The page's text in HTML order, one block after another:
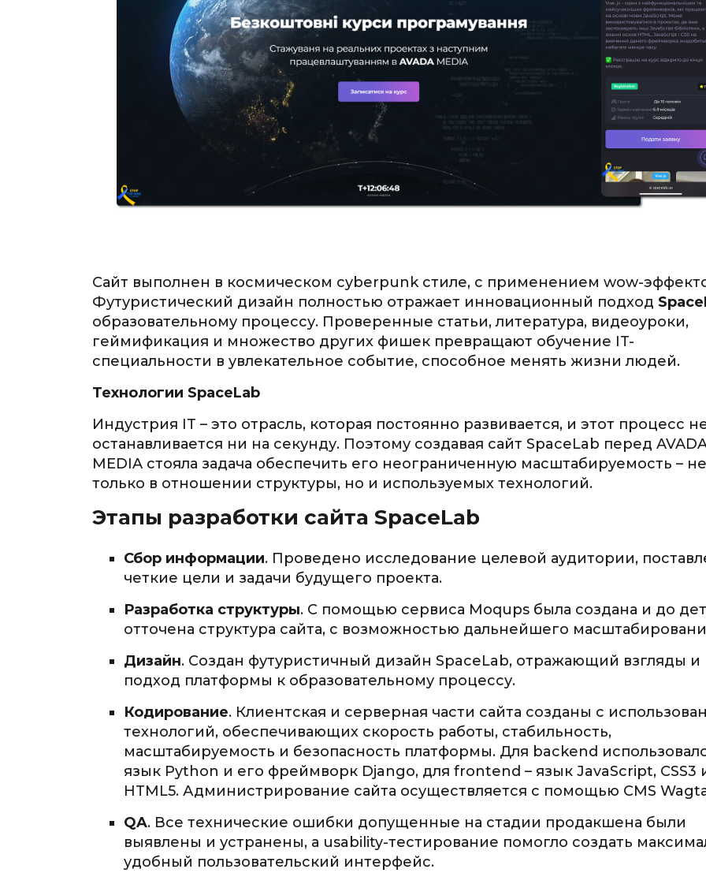
Сайт выполнен в космическом cyberpunk стиле, с применением wow-
Футуристический дизайн полностью отражает инновационный подход
образовательному процессу. Проверенные статьи, литература, видеоуроки,
геймификация и множество других фишек превращают обучение IT-
специальности в увлекательное событие, способное менять жизни людей.
Технологии SpaceLab
Индустрия IT – это отрасль, которая постоянно развивается, и этот процесс
останавливается ни на секунду. Поэтому создавая сайт SpaceLab перед
MEDIA стояла задача обеспечить его неограниченную масштабируемость – не
только в отношении структуры, но и используемых технологий.
Этапы разработки сайта SpaceLab
Сбор информации. Проведено исследование целевой аудитории,
четкие цели и задачи будущего проекта.
Разработка структуры. С помощью сервиса Moqups была создана и до
отточена структура сайта, с возможностью дальнейшего
Дизайн. Создан футуристичный дизайн SpaceLab, отражающий взгляды и
подход платформы к образовательному процессу.
Кодирование. Клиентская и серверная части сайта созданы с
технологий, обеспечивающих скорость работы, стабильность,
масштабируемость и безопасность платформы. Для backend
язык Python и его фреймворк Django, для frontend – язык JavaScript, CSS3
HTML5. Администрирование сайта осуществляется с помощью CMS
QA. Все технические ошибки допущенные на стадии продакшена были
выявлены и устранены, а usability-тестирование помогло создать
удобный пользовательский интерфейс.